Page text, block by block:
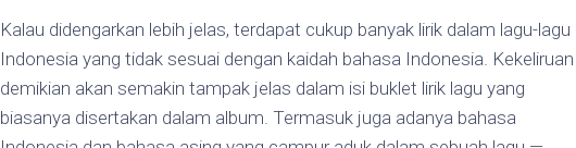
Kalau didengarkan lebih jelas, terdapat cukup banyak lirik dalam lagu-lagu
Indonesia yang tidak sesuai dengan kaidah bahasa Indonesia. Kekeliruan
demikian akan semakin tampak jelas dalam isi buklet lirik lagu yang
biasanya disertakan dalam album. Termasuk juga adanya bahasa